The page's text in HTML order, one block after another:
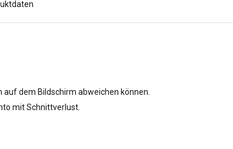
auf dem Bildschirm abweichen können.
mit Schnittverlust.